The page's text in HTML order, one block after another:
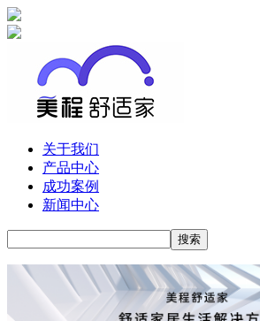
关于我们
产品中心
成功案例
新闻中心